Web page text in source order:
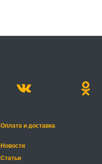
Оплата и доставка
Новости
Статьи